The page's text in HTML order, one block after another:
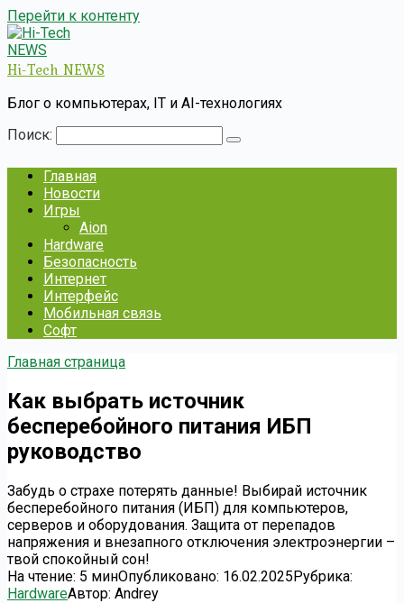
Перейти к контенту
Hi-Tech NEWS
Блог о компьютерах, IT и AI-технологиях
Поиск:
Главная
Новости
Игры
Aion
Hardware
Безопасность
Интернет
Интерфейс
Мобильная связь
Софт
Главная страница
Как выбрать источник
бесперебойного питания ИБП
руководство
Забудь о страхе потерять данные! Выбирай источник
бесперебойного питания (ИБП) для компьютеров,
серверов и оборудования. Защита от перепадов
напряжения и внезапного отключения электроэнергии –
твой спокойный сон!
На чтение: 5 минОпубликовано: 16.02.2025Рубрика:
HardwareАвтор: Andrey